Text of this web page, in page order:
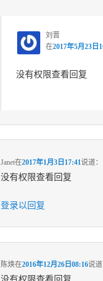
刘晋
在2017年5月23日
没有权限查看回复
Janet在2017年1月3日17:41说道：
没有权限查看回复
登录以回复
陈焕在2016年12月26日08:16说道